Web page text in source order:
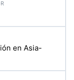
en Asia-